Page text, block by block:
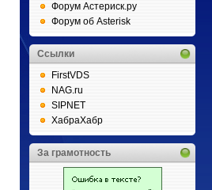
Форум Астериск.ру
Форум об Asterisk
Ссылки
FirstVDS
NAG.ru
SIPNET
ХабраХабр
За грамотность